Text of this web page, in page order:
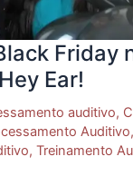
Friday
Ear!
auditivo,
Auditivo,
, Treinamento